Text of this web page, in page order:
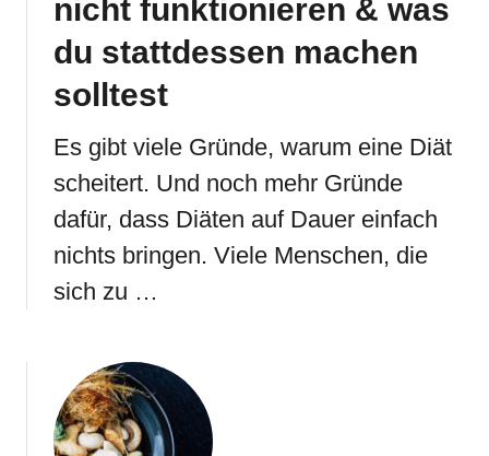
nicht funktionieren & was
du stattdessen machen
solltest
Es gibt viele Gründe, warum eine Diät
scheitert. Und noch mehr Gründe
dafür, dass Diäten auf Dauer einfach
nichts bringen. Viele Menschen, die
sich zu …